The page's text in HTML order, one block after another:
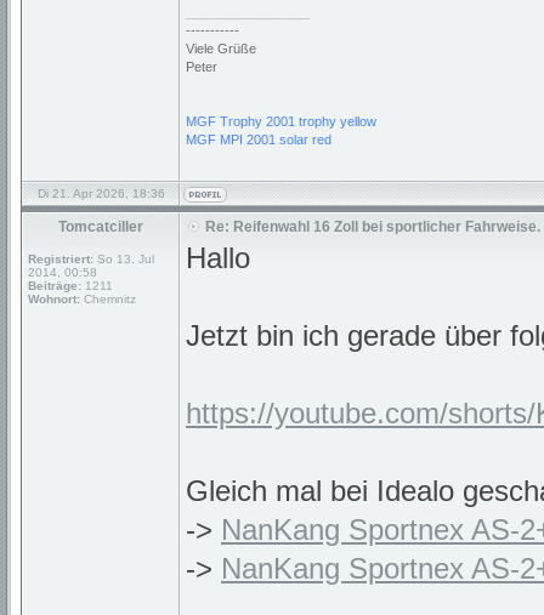
-----------
Viele Grüße
Peter
MGF Trophy 2001 trophy yellow
MGF MPI 2001 solar red
Di 21. Apr 2026, 18:36
Tomcatciller
Registriert: So 13. Jul
2014, 00:58
Beiträge: 1211
Wohnort: Chemnitz
Re: Reifenwahl 16 Zoll bei sportlicher Fahrweise.
Hallo
Jetzt bin ich gerade über
https://youtube.com/
Gleich mal bei Idealo
-> NanKang Sportnex AS-
-> NanKang Sportnex AS-